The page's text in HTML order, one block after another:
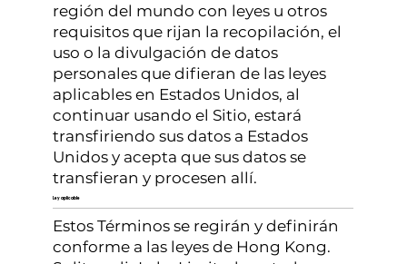
región del mundo con leyes u otros
requisitos que rijan la recopilación, el
uso o la divulgación de datos
personales que difieran de las leyes
aplicables en Estados Unidos, al
continuar usando el Sitio, estará
transfiriendo sus datos a Estados
Unidos y acepta que sus datos se
transfieran y procesen allí.
Ley aplicable
Estos Términos se regirán y definirán
conforme a las leyes de Hong Kong.